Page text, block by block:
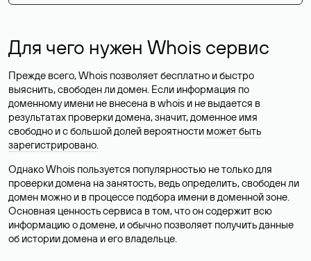
Для чего нужен Whois сервис
Прежде всего, Whois позволяет бесплатно и быстро
выяснить, свободен ли домен. Если информация по
доменному имени не внесена в whois и не выдается в
результатах проверки домена, значит, доменное имя
свободно и с большой долей вероятности может быть
зарегистрировано.
Однако Whois пользуется популярностью не только для
проверки домена на занятость, ведь определить, свободен ли
домен можно и в процессе подбора имени в доменной зоне.
Основная ценность сервиса в том, что он содержит всю
информацию о домене, и обычно позволяет получить данные
об истории домена и его владельце.